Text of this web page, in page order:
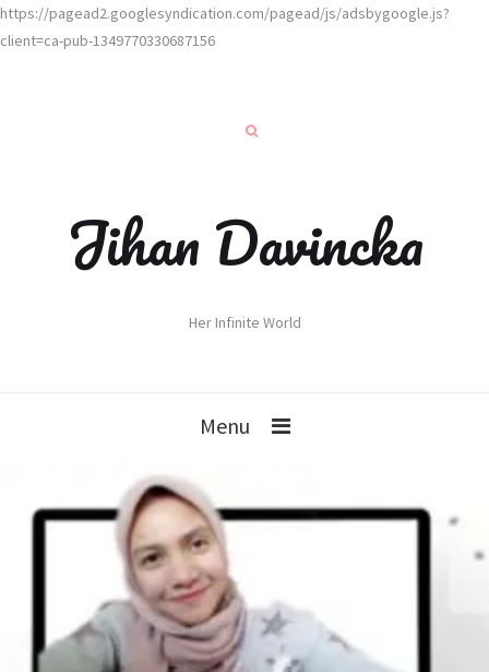
https://pagead2.googlesyndication.com/pagead/js/adsbygoogle.js?
client=ca-pub-1349770330687156
Jihan Davincka
Her Infinite World
Menu